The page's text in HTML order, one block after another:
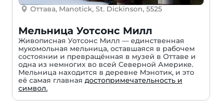
Оттава, Manotick, St. Dickinson, 5525
Мельница Уотсонс Милл
Живописная Уотсонс Милл — единственная
мукомольная мельница, оставшаяся в рабочем
состоянии и превращённая в музей в Оттаве и
одна из немногих во всей Северной Америке.
Мельница находится в деревне Мэнотик, и это
её самая главная достопримечательность и
символ.